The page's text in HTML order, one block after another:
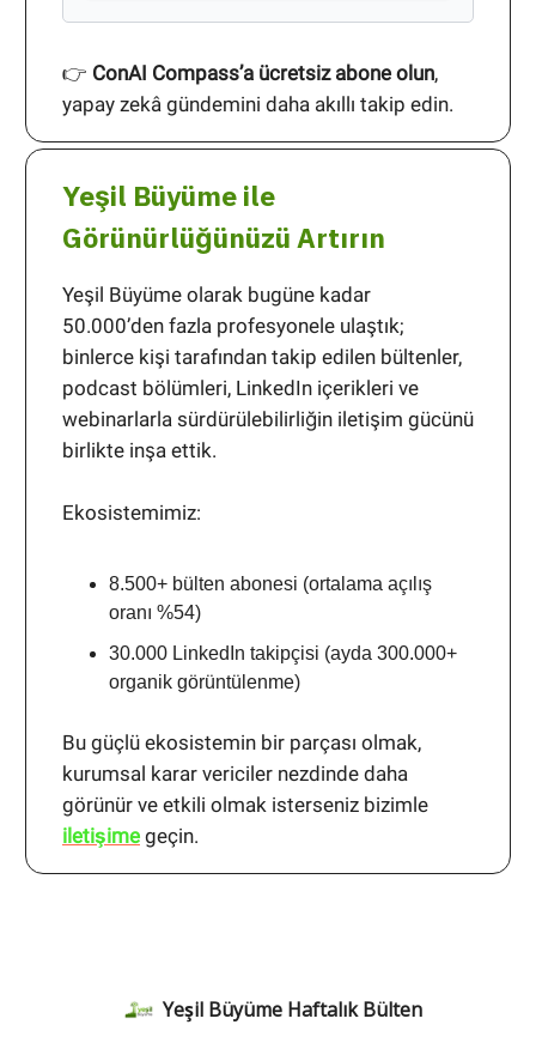
👉 ConAI Compass’a ücretsiz abone olun,
yapay zekâ gündemini daha akıllı takip edin.
Yeşil Büyüme ile
Görünürlüğünüzü Artırın
Yeşil Büyüme olarak bugüne kadar
50.000’den fazla profesyonele ulaştık;
binlerce kişi tarafından takip edilen bültenler,
podcast bölümleri, LinkedIn içerikleri ve
webinarlarla sürdürülebilirliğin iletişim gücünü
birlikte inşa ettik.
Ekosistemimiz:
8.500+ bülten abonesi (ortalama açılış
oranı %54)
30.000 LinkedIn takipçisi (ayda 300.000+
organik görüntülenme)
Bu güçlü ekosistemin bir parçası olmak,
kurumsal karar vericiler nezdinde daha
görünür ve etkili olmak isterseniz bizimle
iletişime geçin.
Yeşil Büyüme Haftalık Bülten